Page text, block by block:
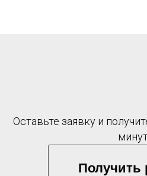
Оставьте заявку и
Получить